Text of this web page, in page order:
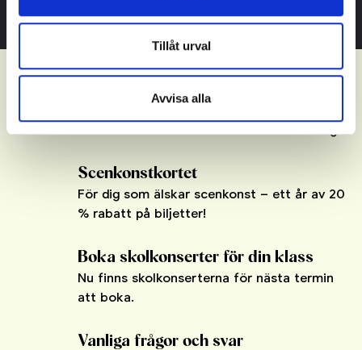
Tillåt urval
Avvisa alla
Scenkonstkortet
För dig som älskar scenkonst – ett år av 20
% rabatt på biljetter!
Boka skolkonserter för din klass
Nu finns skolkonserterna för nästa termin
att boka.
Vanliga frågor och svar